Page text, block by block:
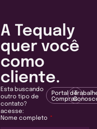
A Tequaly
quer você
como
cliente.
Esta buscando
outro tipo de
contato?
acesse:
Portal de
Compras
Nome completo